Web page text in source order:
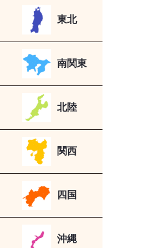
東北
南関東
北陸
関西
四国
沖縄